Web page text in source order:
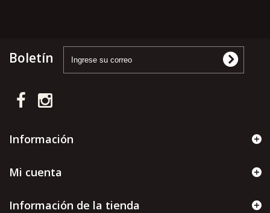
Boletín
Información
Mi cuenta
Información de la tienda